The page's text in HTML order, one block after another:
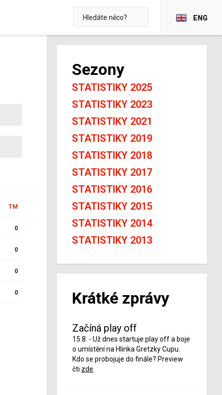
ENG
TM
0
0
0
0
Sezony
STATISTIKY 2025
STATISTIKY 2023
STATISTIKY 2021
STATISTIKY 2019
STATISTIKY 2018
STATISTIKY 2017
STATISTIKY 2016
STATISTIKY 2015
STATISTIKY 2014
STATISTIKY 2013
Krátké zprávy
Začíná play off
15.8. - Už dnes startuje play off a boje
o umístění na Hlinka Gretzky Cupu.
Kdo se probojuje do finále? Preview
čti zde